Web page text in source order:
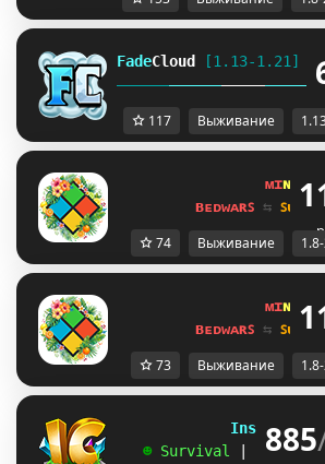
FadeCloud [1.13-1.21]
117 Выживание
ᴍɪɴᴇ ʟᴀ
ʙᴇᴅᴡᴀʀꜱ ⇆
74 Выживание
ᴍɪɴᴇ ʟᴀ
ʙᴇᴅᴡᴀʀꜱ ⇆
73 Выживание
☻ Survival Factions
885